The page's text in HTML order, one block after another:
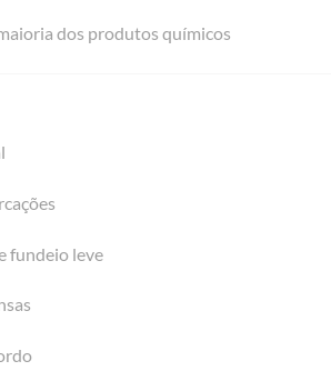
dos produtos químicos
fundeio leve